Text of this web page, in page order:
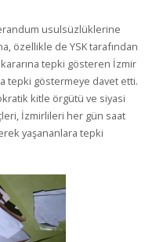
usulsüzlüklerine
özellikle de YSK tarafından
kararına tepki gösteren İzmir
tepki göstermeye davet etti.
kitle örgütü ve siyasi
İzmirlileri her gün saat
yaşananlara tepki